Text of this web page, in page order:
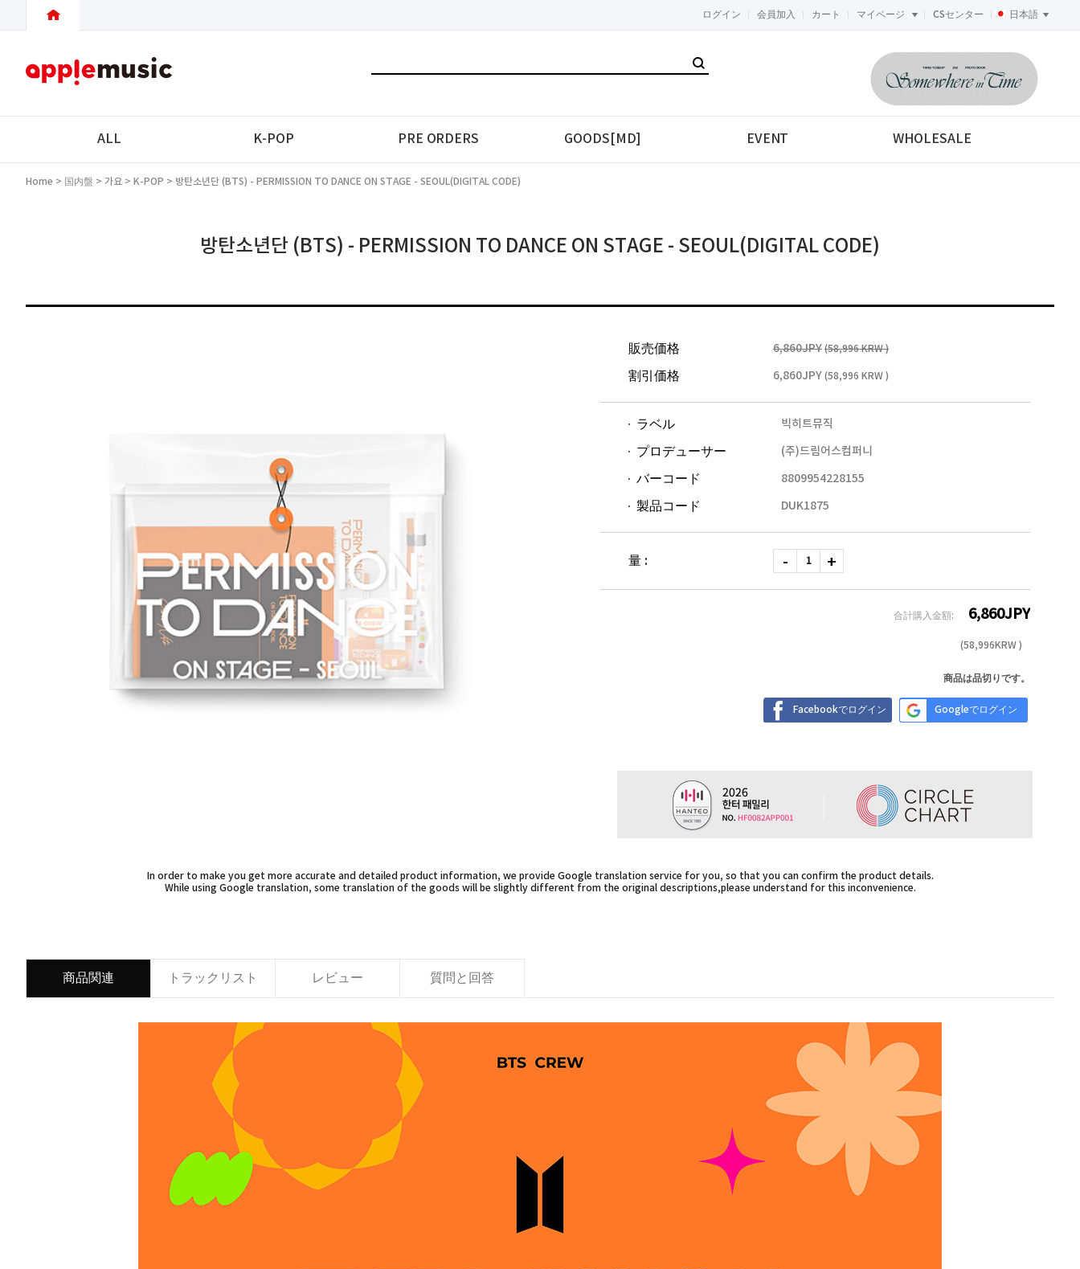
ログイン 会員加入 カート マイページ CSセンター 日本語
<-->
ALL K-POP PRE ORDERS GOODS[MD] EVENT WHOLESALE
Home > 国内盤 > 가요 > K-POP > 방탄소년단 (BTS) - PERMISSION TO DANCE ON STAGE - SEOUL(DIGITAL CODE)
방탄소년단 (BTS) - PERMISSION TO DANCE ON STAGE - SEOUL(DIGITAL CODE)
販売価格 6,860JPY (58,996 KRW )
割引価格 6,860JPY (58,996 KRW )
ラベル 빅히트뮤직
プロデューサー (주)드림어스컴퍼니
バーコード 8809954228155
製品コード DUK1875
量 :
合計購入金額: 6,860JPY
(58,996 KRW )
商品は品切りです。
Facebookでログイン Googleでログイン
In order to make you get more accurate and detailed product information, we provide Google translation service for you, so that you can confirm the product details.
While using Google translation, some translation of the goods will be slightly different from the original descriptions,please understand for this inconvenience.
商品関連 トラックリスト レビュー 質問と回答